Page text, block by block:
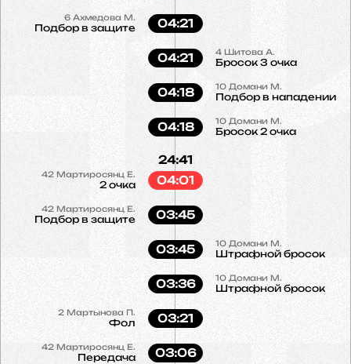
6 Ахмедова М.
Подбор в защите 04:21
4 Шитова А.
Бросок 3 очка
04:21
10 Домани М.
Подбор в нападении
04:18
10 Домани М.
Бросок 2 очка
04:18
42 Мартиросянц Е.
2 очка
24:41
04:01
42 Мартиросянц Е.
Подбор в защите 03:45
10 Домани М.
Штрафной бросок
03:45
10 Домани М.
Штрафной бросок
03:36
2 Мартынова П.
Фол 03:21
42 Мартиросянц Е.
Передача 03:06